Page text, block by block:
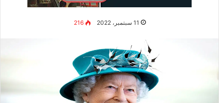
11 سبتمبر، 2022 216